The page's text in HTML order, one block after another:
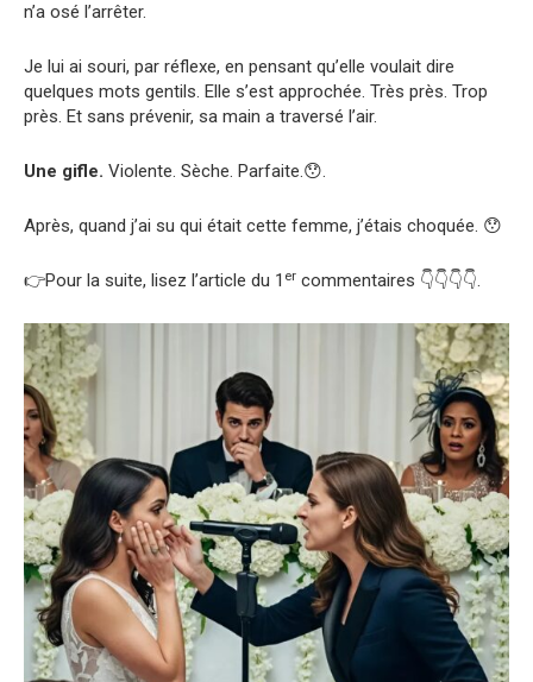
n’a osé l’arrêter.
Je lui ai souri, par réflexe, en pensant qu’elle voulait dire
quelques mots gentils. Elle s’est approchée. Très près. Trop
près. Et sans prévenir, sa main a traversé l’air.
Une gifle. Violente. Sèche. Parfaite.😯.
Après, quand j’ai su qui était cette femme, j’étais choquée. 😯
👉Pour la suite, lisez l’article du 1 er commentaires 👇👇👇👇.